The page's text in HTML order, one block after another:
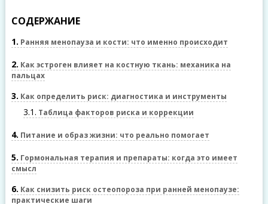
СОДЕРЖАНИЕ
1 Ранняя менопауза и кости: что именно происходит
2 Как эстроген влияет на костную ткань: механика на
пальцах
3 Как определить риск: диагностика и инструменты
3.1 Таблица факторов риска и коррекции
4 Питание и образ жизни: что реально помогает
5 Гормональная терапия и препараты: когда это имеет
смысл
6 Как снизить риск остеопороза при ранней менопаузе:
практические шаги